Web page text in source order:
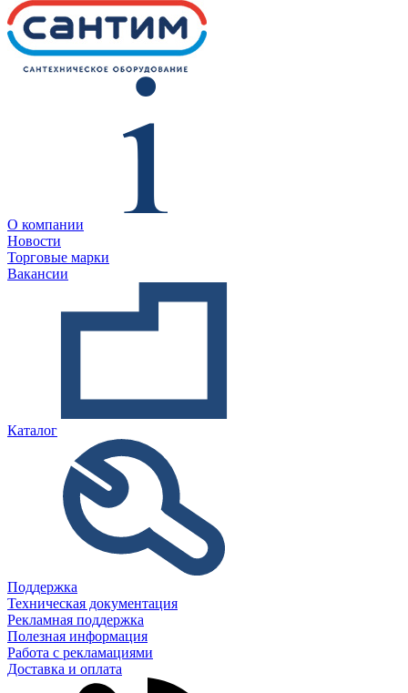
О компании
Новости
Торговые марки
Вакансии
Каталог
Поддержка
Техническая документация
Рекламная поддержка
Полезная информация
Работа с рекламациями
Доставка и оплата